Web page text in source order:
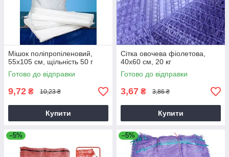
Мішок поліпропіленовий,
55х105 см, щільність 50 г
Готово до відправки
9,72 ₴ 10,23 ₴
Купити
Сітка овочева фіолетова,
40х60 см, 20 кг
Готово до відправки
3,67 ₴ 3,86 ₴
Купити
–5% –5%